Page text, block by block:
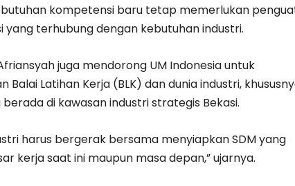
kompetensi baru tetap memerlukan
terhubung dengan kebutuhan industri.
juga mendorong UM Indonesia untuk
Latihan Kerja (BLK) dan dunia industri,
di kawasan industri strategis Bekasi.
harus bergerak bersama menyiapkan SDM yang
kerja saat ini maupun masa depan,” ujarnya.